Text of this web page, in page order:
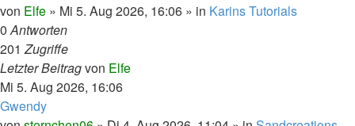
von Elfe » Mi 5. Aug 2026, 16:06 » in Karins Tutorials
0Antworten
201Zugriffe
Letzter Beitragvon Elfe
Mi 5. Aug 2026, 16:06
Gwendy